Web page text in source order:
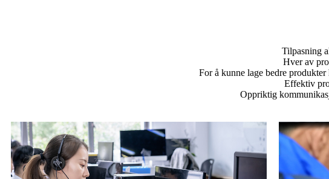
Tilpasning
Hver av
For å kunne lage bedre
Effektiv
Oppriktig